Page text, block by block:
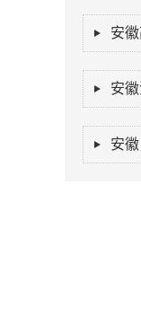
安
安
安